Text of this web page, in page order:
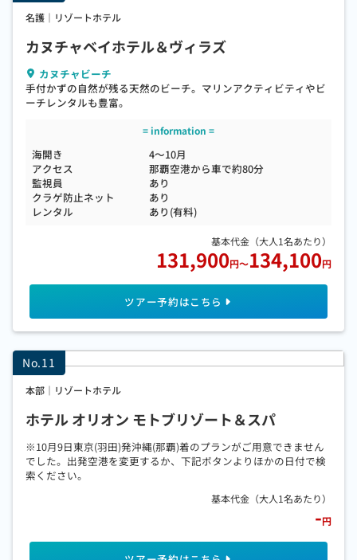
名護｜リゾートホテル
カヌチャベイホテル＆ヴィラズ
131,900円～134,100円
カヌチャビーチ
手付かずの自然が残る天然のビーチ。マリンアクティビティやビ
ーチレンタルも豊富。
海開き
4～10月
アクセス
那覇空港から車で約80分
監視員
あり
クラゲ防止ネット
あり
レンタル
あり(有料)
本部｜リゾートホテル
ホテル オリオン モトブリゾート＆スパ
-円
※10月9日東京(羽田)発沖縄(那覇)着のプランがご用意できません
でした。出発空港を変更するか、下記ボタンよりほかの日付で検
索ください。